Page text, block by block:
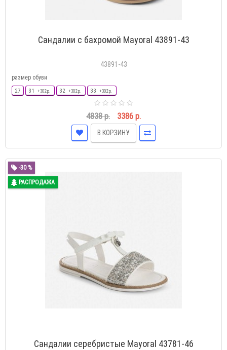
Сандалии с бахромой Mayoral 43891-43
43891-43
размер обуви
27 31 +302 р. 32 +302 р. 33 +302 р.
4838 р. 3386 р.
В КОРЗИНУ
-30 %
РАСПРОДАЖА
Сандалии серебристые Mayoral 43781-46